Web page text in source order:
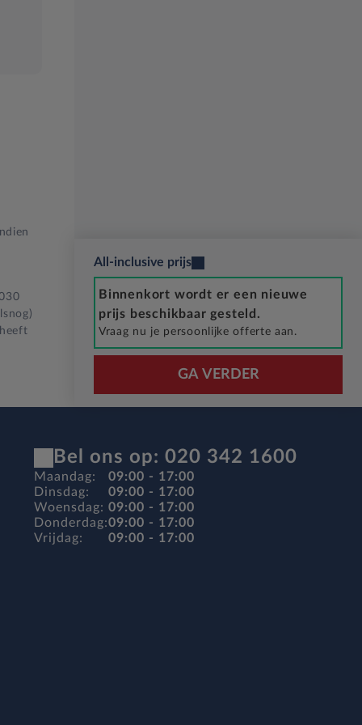
All-inclusive prijs
Binnenkort wordt er een nieuwe
prijs beschikbaar gesteld.
Vraag nu je persoonlijke offerte aan.
GA VERDER
Bel ons op: 020 342 1600
Maandag:
Dinsdag:
Woensdag:
Donderdag:
Vrijdag:
09:00 - 17:00
09:00 - 17:00
09:00 - 17:00
09:00 - 17:00
09:00 - 17:00